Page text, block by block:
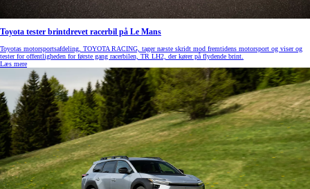
Toyota tester brintdrevet racerbil på Le Mans
Toyotas motorsportsafdeling, TOYOTA RACING, tager næste skridt mod fremtidens motorsport og viser og
tester for offentligheden for første gang racerbilen, TR LH2, der kører på flydende brint.
Læs mere